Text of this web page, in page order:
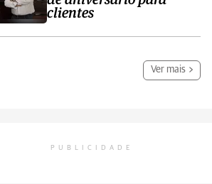
clientes
Ver mais
PUBLICIDADE